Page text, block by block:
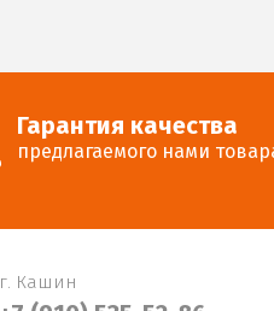
Гарантия качества
предлагаемого нами
г. Кашин